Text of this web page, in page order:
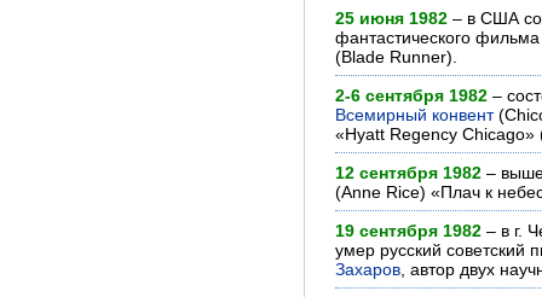
25 июня 1982 – в США
фантастического
(Blade Runner).
2-6 сентября 1982 –
Всемирный конвент
«Hyatt Regency
12 сентября 1982 –
(Anne Rice) «Плач к
19 сентября 1982 – в г.
умер русский советский
Захаров , автор двух